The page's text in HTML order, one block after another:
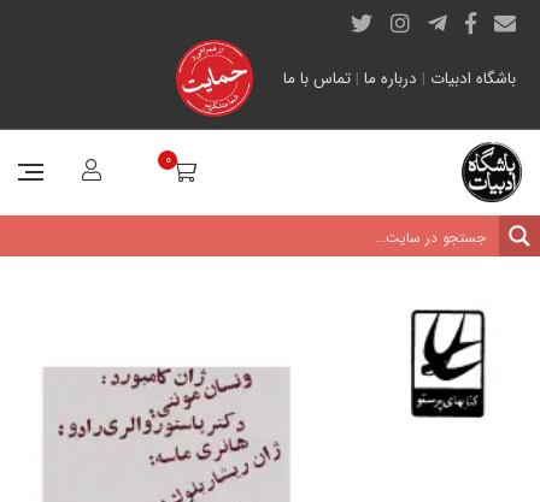
باشگاه ادبیات | درباره ما | تماس با ما
0